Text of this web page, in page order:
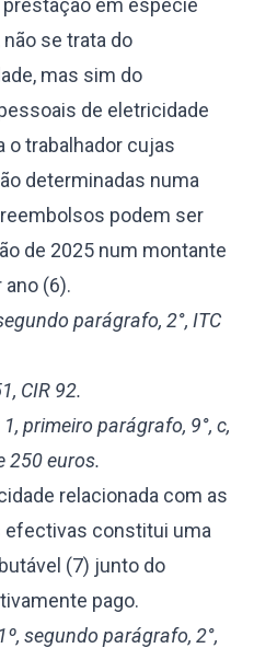
em espécie
se trata do
mas sim do
de eletricidade
o trabalhador cujas
determinadas numa
podem ser
de 2025 num montante
(6).
parágrafo, 2°, ITC
CIR 92.
primeiro parágrafo, 9°, c,
250 euros.
relacionada com as
constitui uma
(7) junto do
pago.
segundo parágrafo, 2°,